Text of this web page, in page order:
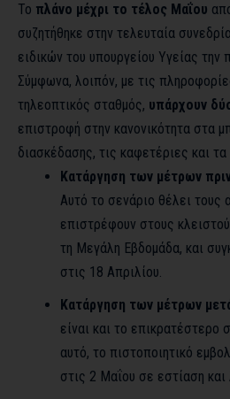
Το πλάνο μέχρι το τέλος Μαΐου
συζητήθηκε στην τελευταία
ειδικών του υπουργείου Υγείας την
Σύμφωνα, λοιπόν, με τις
τηλεοπτικός σταθμός, υπάρχουν
επιστροφή στην κανονικότητα στα
διασκέδασης, τις καφετέριες και τα
Κατάργηση των μέτρων
Αυτό το σενάριο θέλει τους
επιστρέφουν στους
τη Μεγάλη Εβδομάδα, και
στις 18 Απριλίου.
Κατάργηση των μέτρων
είναι και το επικρατέστερο
αυτό, το πιστοποιητικό
στις 2 Μαΐου σε εστίαση και